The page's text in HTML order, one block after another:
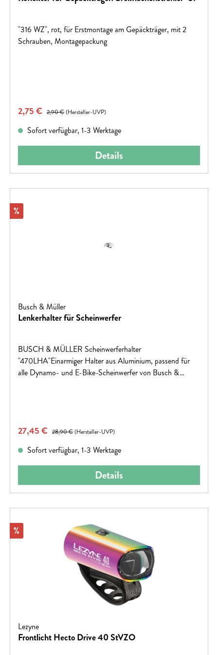
"316 WZ", rot, für Erstmontage am Gepäckträger, mit 2
Schrauben, Montagepackung
Verkaufspreis:
2,75 € Regulärer Preis:
2,90 €(Hersteller-UVP)
Sofort verfügbar, 1-3 Werktage
Details
Rabatt
%
Busch & Müller
Lenkerhalter für Scheinwerfer
BUSCH & MÜLLER Scheinwerferhalter
"470LHA"Einarmiger Halter aus Aluminium, passend für
alle Dynamo- und E-Bike-Scheinwerfer von Busch &
Verkaufspreis:
27,45 € Regulärer Preis:
28,90 €(Hersteller-UVP)
Sofort verfügbar, 1-3 Werktage
Details
Rabatt
%
Lezyne
Frontlicht Hecto Drive 40 StVZO